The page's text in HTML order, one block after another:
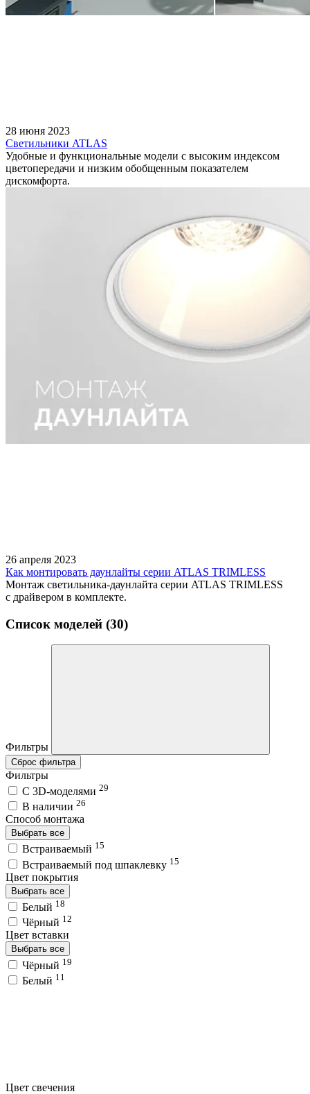
28 июня 2023
Светильники ATLAS
Удобные и функциональные модели с высоким индексом
цветопередачи и низким обобщенным показателем
дискомфорта.
26 апреля 2023
Как монтировать даунлайты серии ATLAS TRIMLESS
Монтаж светильника-даунлайта серии ATLAS TRIMLESS
с драйвером в комплекте.
Список моделей (30)
Фильтры
Сброс фильтра
Фильтры
C 3D-моделями 29
В наличии 26
Способ монтажа
Выбрать все
Встраиваемый 15
Встраиваемый под шпаклевку 15
Цвет покрытия
Выбрать все
Белый 18
Чёрный 12
Цвет вставки
Выбрать все
Чёрный 19
Белый 11
Цвет свечения